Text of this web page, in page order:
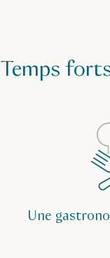
Temps
Une